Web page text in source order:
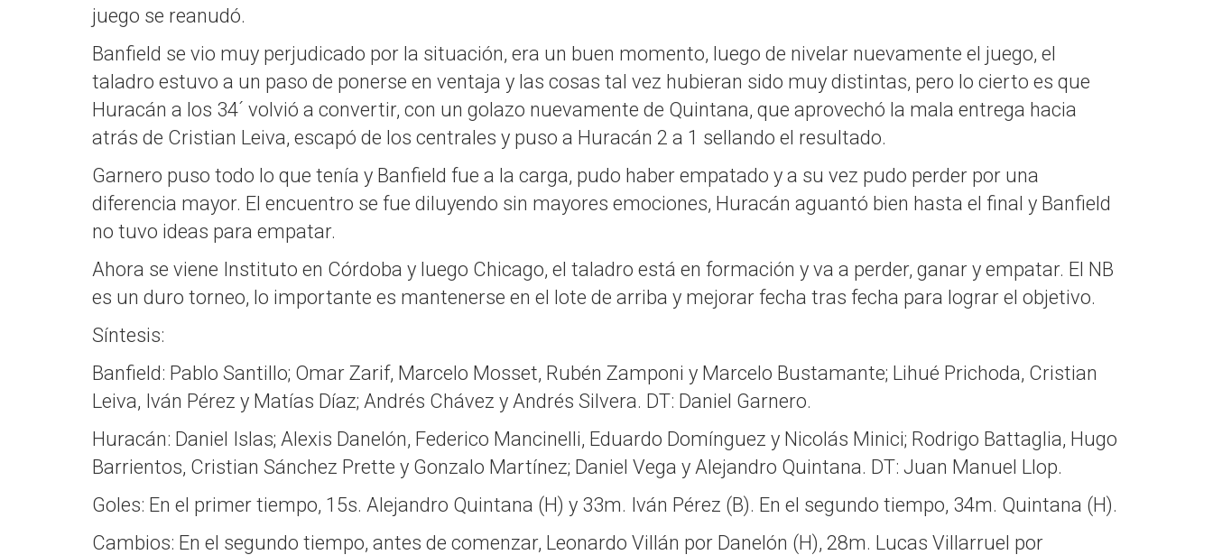
juego se reanudó.
Banfield se vio muy perjudicado por la situación, era un buen momento, luego de nivelar nuevamente el juego, el
taladro estuvo a un paso de ponerse en ventaja y las cosas tal vez hubieran sido muy distintas, pero lo cierto es que
Huracán a los 34´ volvió a convertir, con un golazo nuevamente de Quintana, que aprovechó la mala entrega hacia
atrás de Cristian Leiva, escapó de los centrales y puso a Huracán 2 a 1 sellando el resultado.
Garnero puso todo lo que tenía y Banfield fue a la carga, pudo haber empatado y a su vez pudo perder por una
diferencia mayor. El encuentro se fue diluyendo sin mayores emociones, Huracán aguantó bien hasta el final y Banfield
no tuvo ideas para empatar.
Ahora se viene Instituto en Córdoba y luego Chicago, el taladro está en formación y va a perder, ganar y empatar. El NB
es un duro torneo, lo importante es mantenerse en el lote de arriba y mejorar fecha tras fecha para lograr el objetivo.
Síntesis:
Banfield: Pablo Santillo; Omar Zarif, Marcelo Mosset, Rubén Zamponi y Marcelo Bustamante; Lihué Prichoda, Cristian
Leiva, Iván Pérez y Matías Díaz; Andrés Chávez y Andrés Silvera. DT: Daniel Garnero.
Huracán: Daniel Islas; Alexis Danelón, Federico Mancinelli, Eduardo Domínguez y Nicolás Minici; Rodrigo Battaglia, Hugo
Barrientos, Cristian Sánchez Prette y Gonzalo Martínez; Daniel Vega y Alejandro Quintana. DT: Juan Manuel Llop.
Goles: En el primer tiempo, 15s. Alejandro Quintana (H) y 33m. Iván Pérez (B). En el segundo tiempo, 34m. Quintana (H).
Cambios: En el segundo tiempo, antes de comenzar, Leonardo Villán por Danelón (H), 28m. Lucas Villarruel por